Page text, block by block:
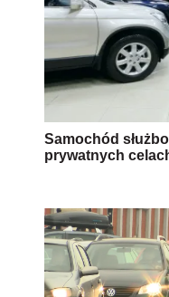
Samochód
prywatnych